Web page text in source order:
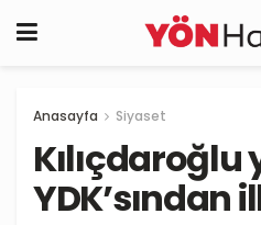
Anasayfa Siyaset
YDK’sından